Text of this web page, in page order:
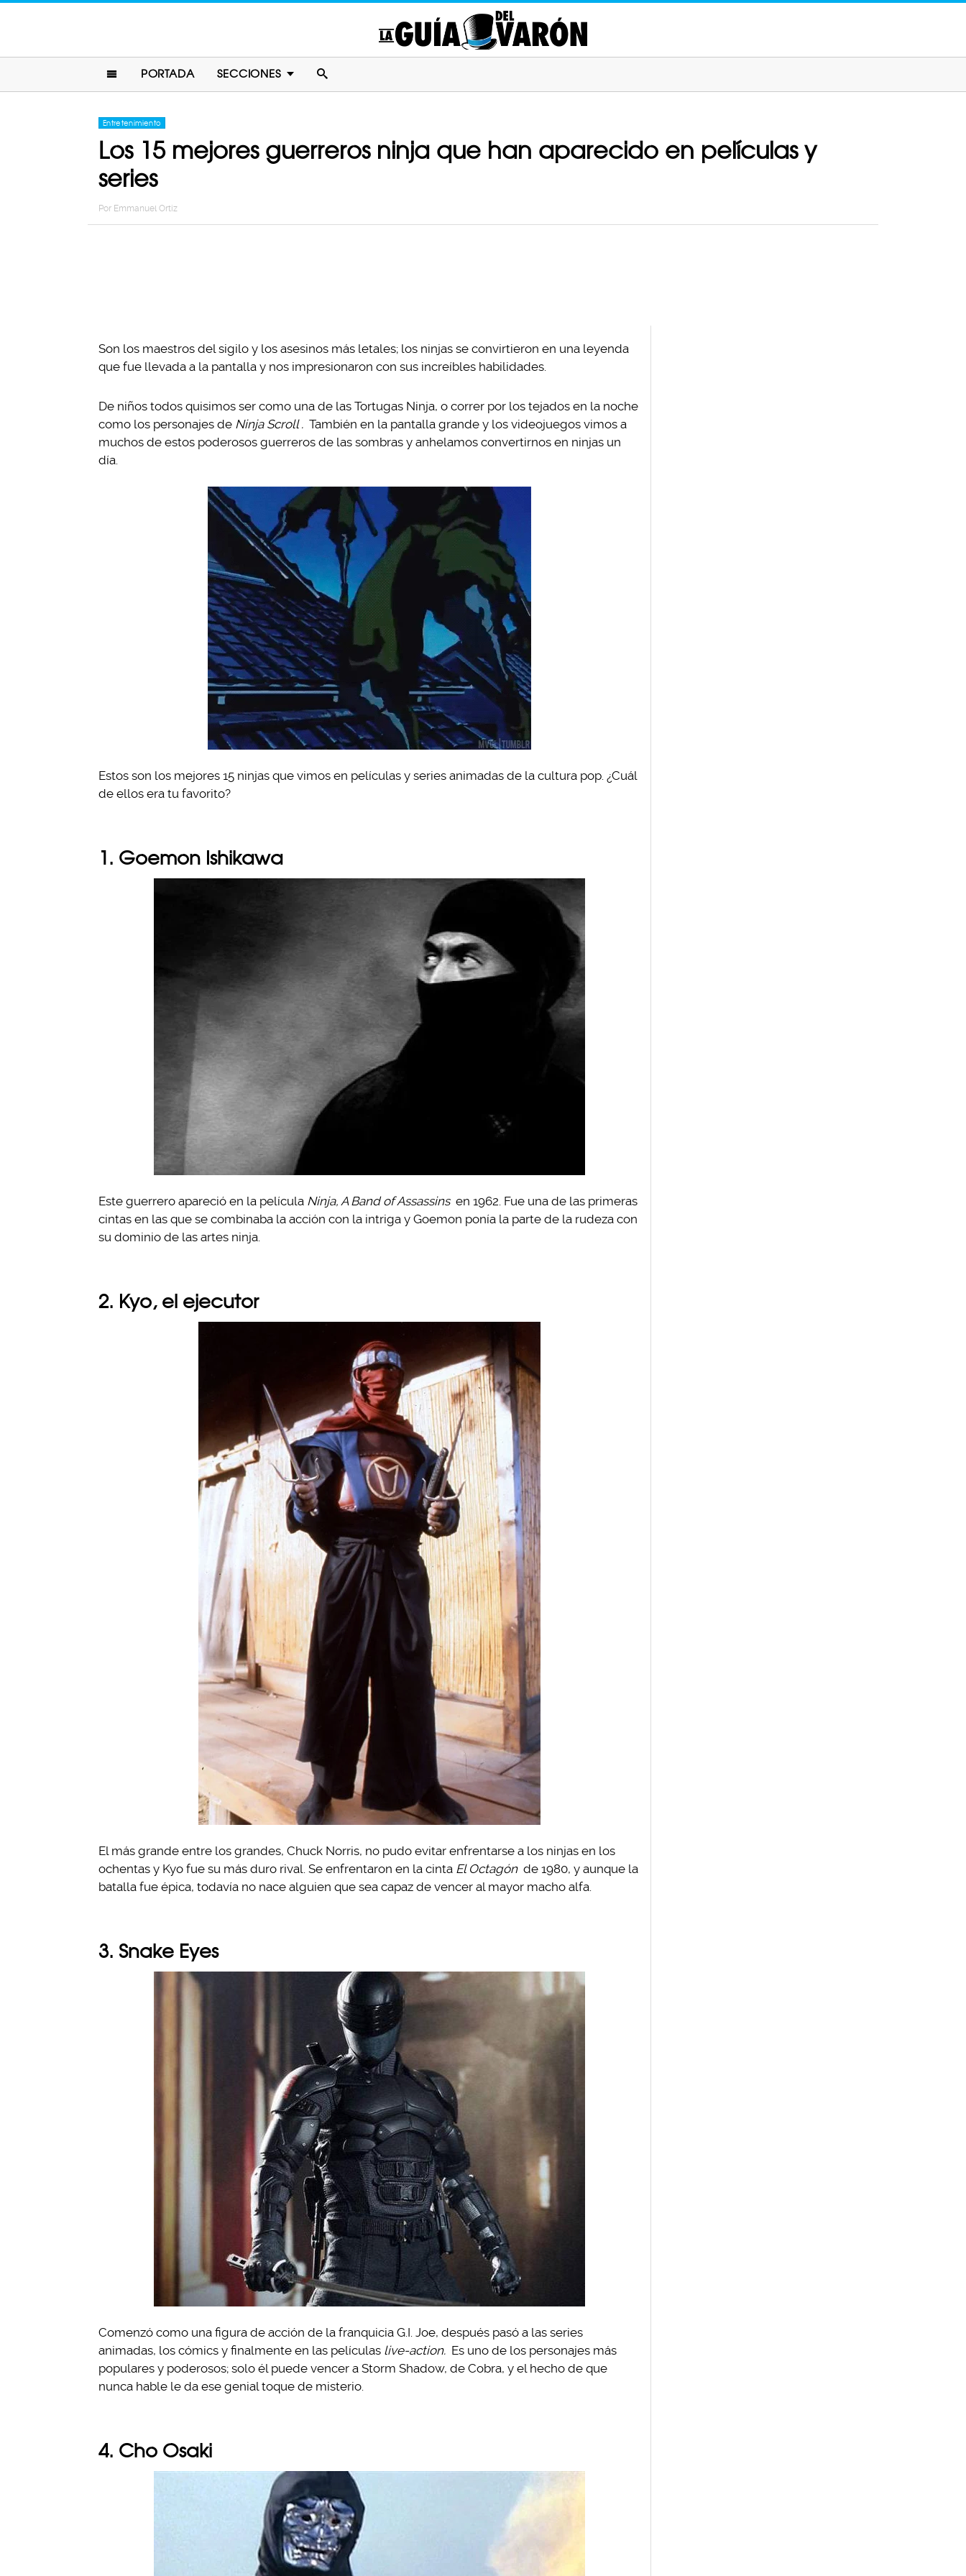
PORTADA SECCIONES
Entretenimiento
Los 15 mejores guerreros ninja que han aparecido en películas y
series
Por Emmanuel Ortiz
Son los maestros del sigilo y los asesinos más letales; los ninjas se convirtieron en una leyenda
que fue llevada a la pantalla y nos impresionaron con sus increíbles habilidades.
De niños todos quisimos ser como una de las Tortugas Ninja, o correr por los tejados en la noche
como los personajes de Ninja Scroll . También en la pantalla grande y los videojuegos vimos a
muchos de estos poderosos guerreros de las sombras y anhelamos convertirnos en ninjas un
día.
Estos son los mejores 15 ninjas que vimos en películas y series animadas de la cultura pop. ¿Cuál
de ellos era tu favorito?
1. Goemon Ishikawa
Este guerrero apareció en la película Ninja, A Band of Assassins en 1962. Fue una de las primeras
cintas en las que se combinaba la acción con la intriga y Goemon ponía la parte de la rudeza con
su dominio de las artes ninja.
2. Kyo, el ejecutor
El más grande entre los grandes, Chuck Norris, no pudo evitar enfrentarse a los ninjas en los
ochentas y Kyo fue su más duro rival. Se enfrentaron en la cinta El Octagón de 1980, y aunque la
batalla fue épica, todavía no nace alguien que sea capaz de vencer al mayor macho alfa.
3. Snake Eyes
Comenzó como una figura de acción de la franquicia G.I. Joe, después pasó a las series
animadas, los cómics y finalmente en las películas live-action. Es uno de los personajes más
populares y poderosos; solo él puede vencer a Storm Shadow, de Cobra, y el hecho de que
nunca hable le da ese genial toque de misterio.
4. Cho Osaki